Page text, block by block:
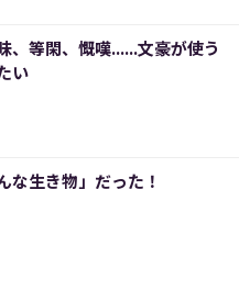
、等閑、慨嘆......文豪が使う
い
な生き物」だった！